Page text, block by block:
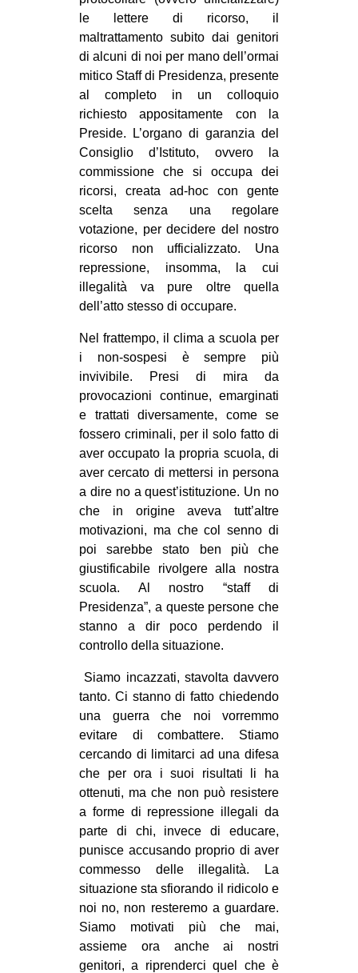
le lettere di ricorso, il
maltrattamento subito dai genitori
di alcuni di noi per mano dell’ormai
mitico Staff di Presidenza, presente
al completo in un colloquio
richiesto appositamente con la
Preside. L’organo di garanzia del
Consiglio d’Istituto, ovvero la
commissione che si occupa dei
ricorsi, creata ad-hoc con gente
scelta senza una regolare
votazione, per decidere del nostro
ricorso non ufficializzato. Una
repressione, insomma, la cui
illegalità va pure oltre quella
dell’atto stesso di occupare.
Nel frattempo, il clima a scuola per
i non-sospesi è sempre più
invivibile. Presi di mira da
provocazioni continue, emarginati
e trattati diversamente, come se
fossero criminali, per il solo fatto di
aver occupato la propria scuola, di
aver cercato di mettersi in persona
a dire no a quest’istituzione. Un no
che in origine aveva tutt’altre
motivazioni, ma che col senno di
poi sarebbe stato ben più che
giustificabile rivolgere alla nostra
scuola. Al nostro “staff di
Presidenza”, a queste persone che
stanno a dir poco perdendo il
controllo della situazione.
Siamo incazzati, stavolta davvero
tanto. Ci stanno di fatto chiedendo
una guerra che noi vorremmo
evitare di combattere. Stiamo
cercando di limitarci ad una difesa
che per ora i suoi risultati li ha
ottenuti, ma che non può resistere
a forme di repressione illegali da
parte di chi, invece di educare,
punisce accusando proprio di aver
commesso delle illegalità. La
situazione sta sfiorando il ridicolo e
noi no, non resteremo a guardare.
Siamo motivati più che mai,
assieme ora anche ai nostri
genitori, a riprenderci quel che è